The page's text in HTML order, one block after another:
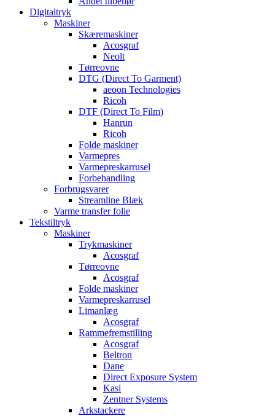
Digitaltryk
Maskiner
Skæremaskiner
Acosgraf
Neolt
Tørreovne
DTG (Direct To Garment)
aeoon Technologies
Ricoh
DTF (Direct To Film)
Hanrun
Ricoh
Folde maskiner
Varmepres
Varmepreskarrusel
Forbehandling
Forbrugsvarer
Streamline Blæk
Varme transfer folie
Tekstiltryk
Maskiner
Trykmaskiner
Acosgraf
Tørreovne
Acosgraf
Folde maskiner
Varmepreskarrusel
Limanlæg
Acosgraf
Rammefremstilling
Acosgraf
Beltron
Dane
Direct Exposure System
Kasi
Zentner Systems
Arkstackere